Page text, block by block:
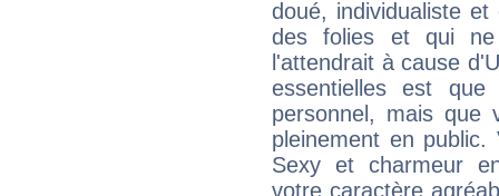
doué, individualiste
des folies et qui
l'attendrait à cause
essentielles est
personnel, mais que
pleinement en
Sexy et charmeur
votre caractère